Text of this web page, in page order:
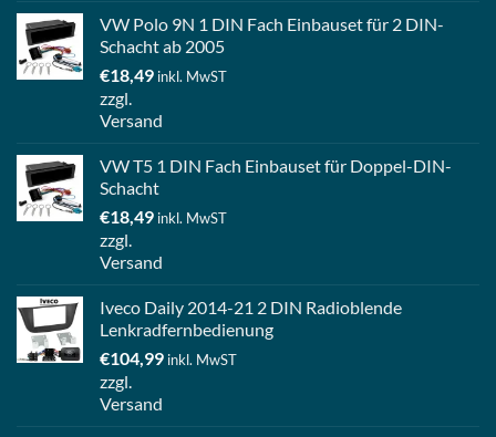
VW Polo 9N 1 DIN Fach Einbauset für 2 DIN-
Schacht ab 2005
€18,49 inkl. MwST
zzgl.
Versand
VW T5 1 DIN Fach Einbauset für Doppel-DIN-
Schacht
€18,49 inkl. MwST
zzgl.
Versand
Iveco Daily 2014-21 2 DIN Radioblende
Lenkradfernbedienung
€104,99 inkl. MwST
zzgl.
Versand